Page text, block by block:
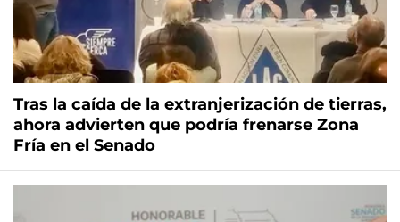
Tras la caída de la extranjerización de tierras,
ahora advierten que podría frenarse Zona
Fría en el Senado